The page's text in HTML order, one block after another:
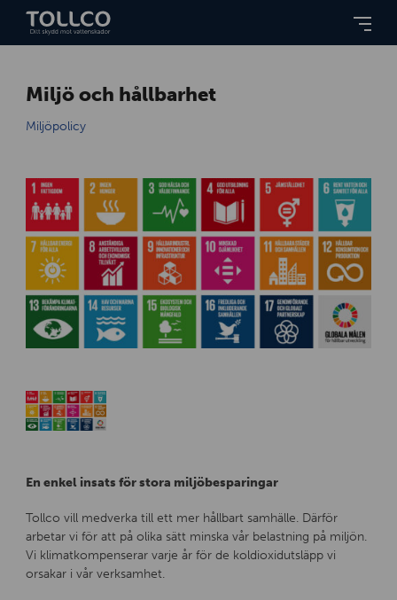
Miljö och hållbarhet
Miljöpolicy
En enkel insats för stora miljöbesparingar
Tollco vill medverka till ett mer hållbart samhälle. Därför
arbetar vi för att på olika sätt minska vår belastning på miljön.
Vi klimatkompenserar varje år för de koldioxidutsläpp vi
orsakar i vår verksamhet.